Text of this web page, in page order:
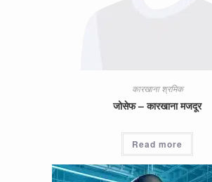
कारखाना श्रमिक
जोसेफ – कारखाना मजदूर
Read more